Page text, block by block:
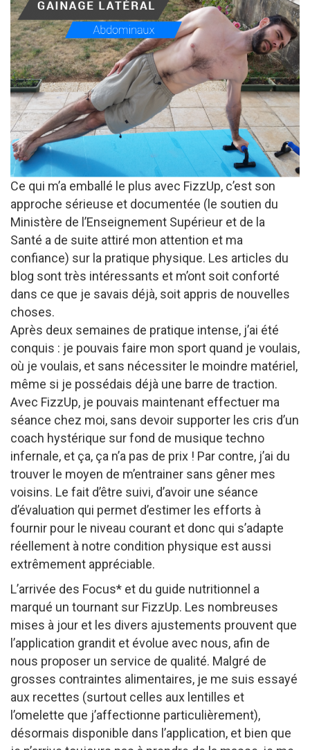
Ce qui m’a emballé le plus avec FizzUp, c’est son
approche sérieuse et documentée (le soutien du
Ministère de l’Enseignement Supérieur et de la
Santé a de suite attiré mon attention et ma
confiance) sur la pratique physique. Les articles du
blog sont très intéressants et m’ont soit conforté
dans ce que je savais déjà, soit appris de nouvelles
choses.
Après deux semaines de pratique intense, j’ai été
conquis : je pouvais faire mon sport quand je voulais,
où je voulais, et sans nécessiter le moindre matériel,
même si je possédais déjà une barre de traction.
Avec FizzUp, je pouvais maintenant effectuer ma
séance chez moi, sans devoir supporter les cris d’un
coach hystérique sur fond de musique techno
infernale, et ça, ça n’a pas de prix ! Par contre, j’ai du
trouver le moyen de m’entrainer sans gêner mes
voisins. Le fait d’être suivi, d’avoir une séance
d’évaluation qui permet d’estimer les efforts à
fournir pour le niveau courant et donc qui s’adapte
réellement à notre condition physique est aussi
extrêmement appréciable.
L’arrivée des Focus* et du guide nutritionnel a
marqué un tournant sur FizzUp. Les nombreuses
mises à jour et les divers ajustements prouvent que
l’application grandit et évolue avec nous, afin de
nous proposer un service de qualité. Malgré de
grosses contraintes alimentaires, je me suis essayé
aux recettes (surtout celles aux lentilles et
l’omelette que j’affectionne particulièrement),
désormais disponible dans l’application, et bien que